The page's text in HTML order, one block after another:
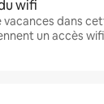
wifi
vacances dans
un accès wifi